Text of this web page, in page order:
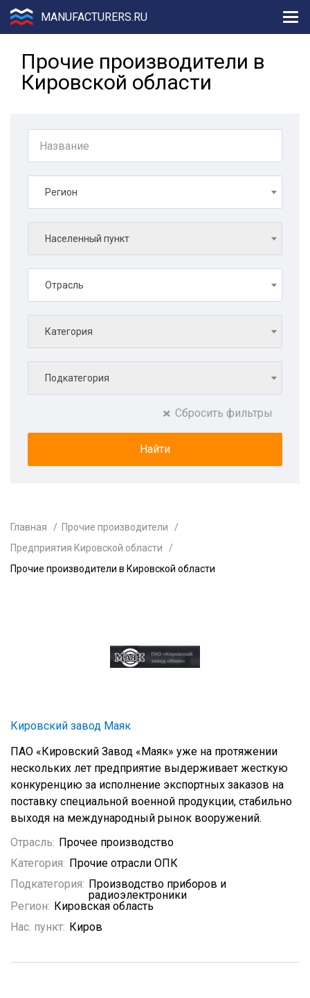
MANUFACTURERS.RU
Прочие производители в
Кировской области
Регион
Населенный пункт
Отрасль
Категория
Подкатегория
Сбросить фильтры
Главная
Прочие производители
Предприятия Кировской области
Прочие производители в Кировской области
Кировский завод Маяк
ПАО «Кировский Завод «Маяк» уже на протяжении
нескольких лет предприятие выдерживает жесткую
конкуренцию за исполнение экспортных заказов на
поставку специальной военной продукции, стабильно
выходя на международный рынок вооружений.
Отрасль: Прочее производство
Категория: Прочие отрасли ОПК
Подкатегория: Производство приборов и
радиоэлектроники
Регион: Кировская область
Нас. пункт: Киров